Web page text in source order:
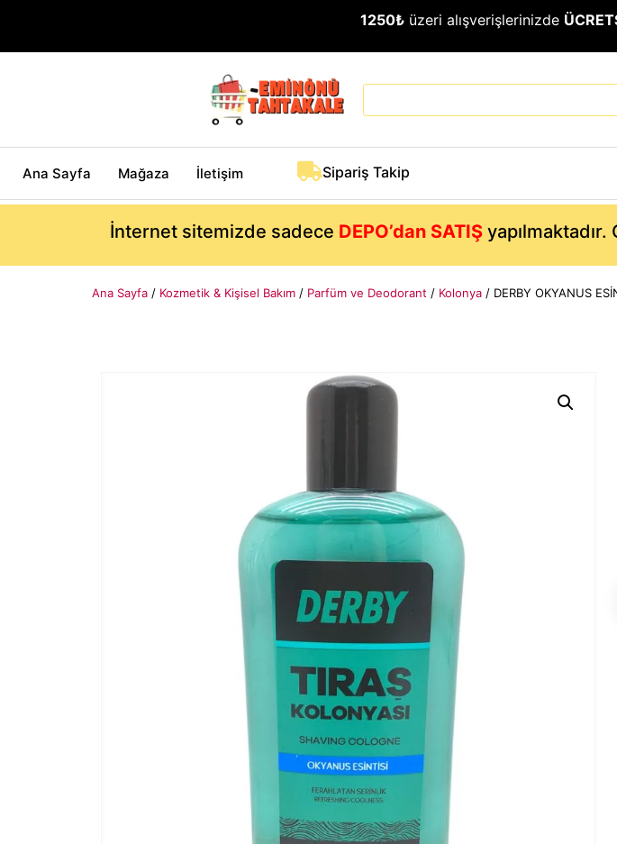
1250₺ üzeri alışverişlerinizde
Ana Sayfa Mağaza İletişim Sipariş Takip
İnternet sitemizde sadece DEPO’dan SATIŞyapılmaktadır.
Ana Sayfa / Kozmetik & Kişisel Bakım / Parfüm ve Deodorant / Kolonya / DERBY OKYANUS